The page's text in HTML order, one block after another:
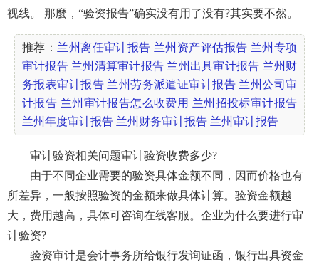
视线。 那麼，“验资报告”确实没有用了没有?其实要不然。
推荐： 兰州离任审计报告 兰州资产评估报告 兰州专项
审计报告 兰州清算审计报告 兰州出具审计报告 兰州财
务报表审计报告 兰州劳务派遣证审计报告 兰州公司审
计报告 兰州审计报告怎么收费用 兰州招投标审计报告
兰州年度审计报告 兰州财务审计报告 兰州审计报告
审计验资相关问题审计验资收费多少?
由于不同企业需要的验资具体金额不同，因而价格也有
所差异，一般按照验资的金额来做具体计算。验资金额越
大，费用越高，具体可咨询在线客服。企业为什么要进行审
计验资?
验资审计是会计事务所给银行发询证函，银行出具资金